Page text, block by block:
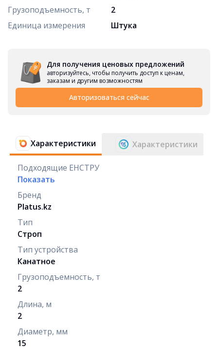
Грузоподъемность, т
2
Единица измерения
Штука
Для получения ценовых предложений
авторизуйтесь, чтобы получить доступ к ценам,
заказам и другим возможностям
Авторизоваться сейчас
Характеристики Характеристики
Подходящие ЕНСТРУ
Показать
Бренд
Platus.kz
Тип
Строп
Тип устройства
Канатное
Грузоподъемность, т
2
Длина, м
2
Диаметр, мм
15